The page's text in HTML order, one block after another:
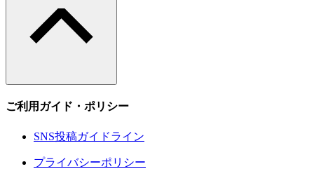
ご利用ガイド・ポリシー
SNS投稿ガイドライン
プライバシーポリシー